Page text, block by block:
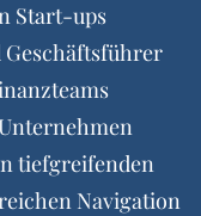
Start-ups
Geschäftsführer
tiefgreifenden
Navigation